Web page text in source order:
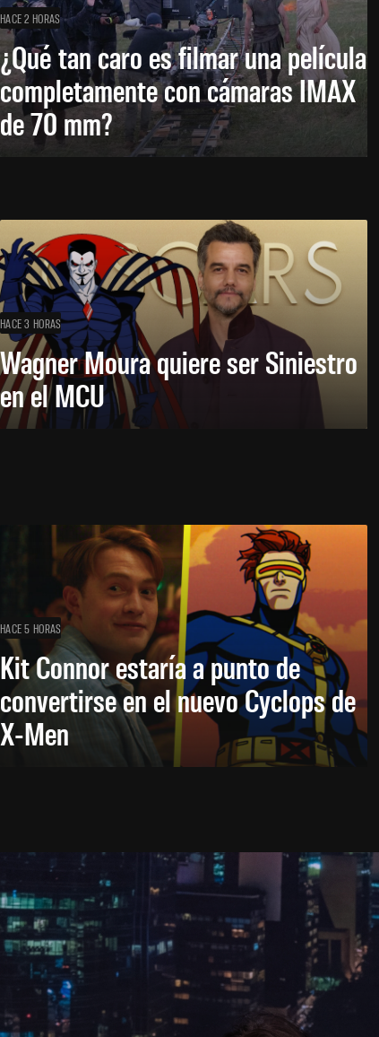
HACE 2 HORAS
¿Qué tan caro es filmar una película
completamente con cámaras IMAX
de 70 mm?
HACE 3 HORAS
Wagner Moura quiere ser Siniestro
en el MCU
HACE 5 HORAS
Kit Connor estaría a punto de
convertirse en el nuevo Cyclops de
X-Men